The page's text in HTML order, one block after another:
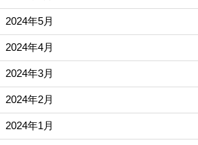
2024年5月
2024年4月
2024年3月
2024年2月
2024年1月